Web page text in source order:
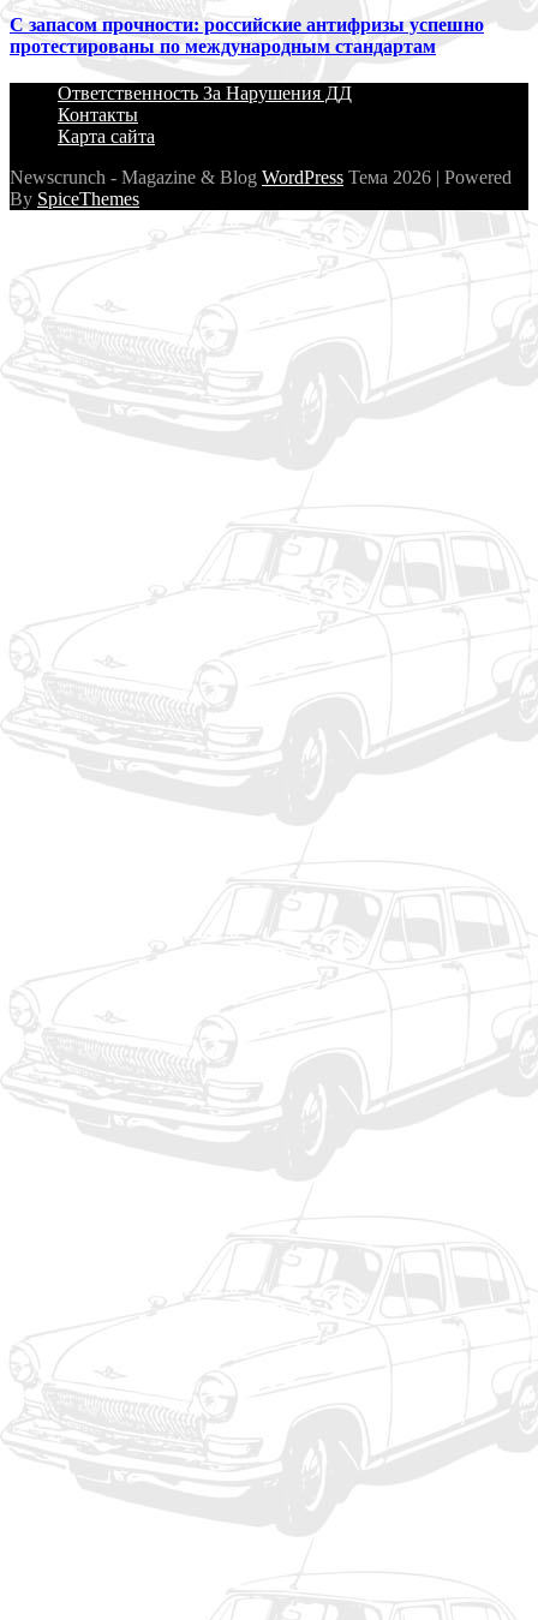
С запасом прочности: российские антифризы успешно
протестированы по международным стандартам
Ответственность За Нарушения ДД
Контакты
Карта сайта
Newscrunch - Magazine & Blog WordPress Тема 2026 | Powered
By SpiceThemes